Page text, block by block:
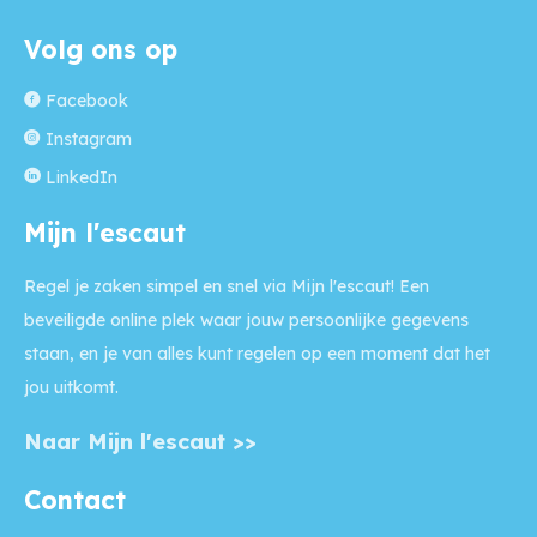
Volg ons op
Facebook
Instagram
LinkedIn
Mijn l'escaut
Regel je zaken simpel en snel via Mijn l'escaut! Een
beveiligde online plek waar jouw persoonlijke gegevens
staan, en je van alles kunt regelen op een moment dat het
jou uitkomt.
Naar Mijn l'escaut >>
Contact